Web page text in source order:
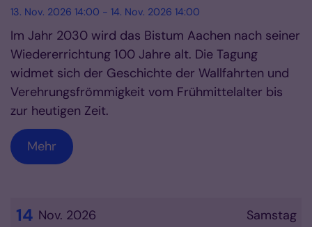
13. Nov. 2026 14:00 - 14. Nov. 2026 14:00
Im Jahr 2030 wird das Bistum Aachen nach seiner
Wiedererrichtung 100 Jahre alt. Die Tagung
widmet sich der Geschichte der Wallfahrten und
Verehrungsfrömmigkeit vom Frühmittelalter bis
zur heutigen Zeit.
Mehr
Samstag
14 Nov. 2026